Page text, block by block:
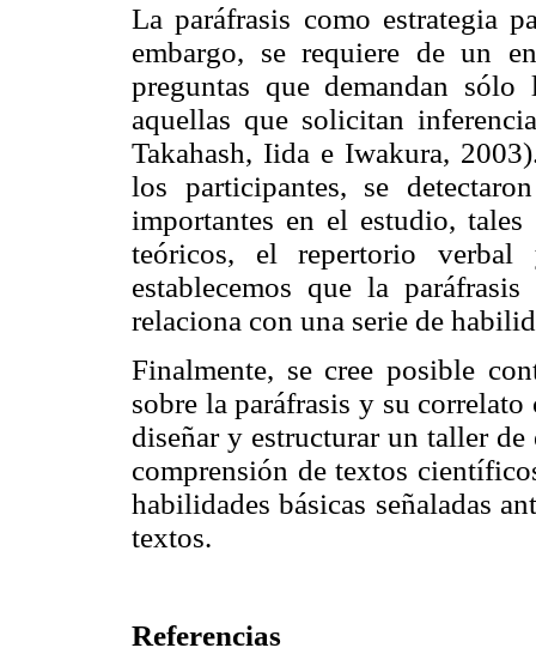
La paráfrasis como estrategia
embargo, se requiere de un
preguntas que demandan
aquellas que solicitan
Takahash, Iida e Iwakura,
los participantes, se
importantes en el estudio,
teóricos, el repertorio
establecemos que la
relaciona con una serie de
Finalmente, se cree posible
sobre la paráfrasis y su
diseñar y estructurar un taller
comprensión de textos
habilidades básicas señaladas
textos.
Referencias